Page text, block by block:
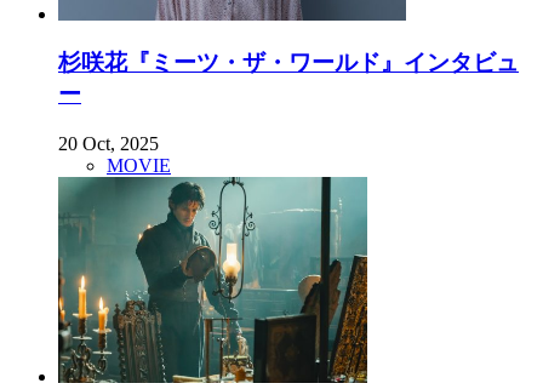
杉咲花『ミーツ・ザ・ワールド』インタビュ
ー
20 Oct, 2025
MOVIE